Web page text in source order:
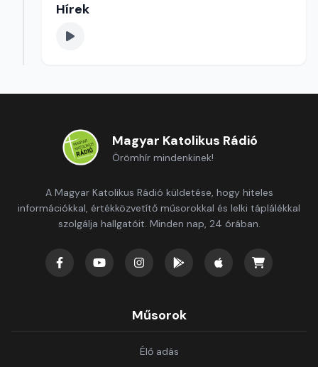
Hírek
Magyar Katolikus Rádió
Örömhír mindenkinek!
A Magyar Katolikus Rádió küldetése, hogy hiteles
információkkal, értékközvetítő műsorokkal és lelki táplálékkal
szolgálja hallgatóit. Minden nap, 24 órában.
Műsorok
Élő adás